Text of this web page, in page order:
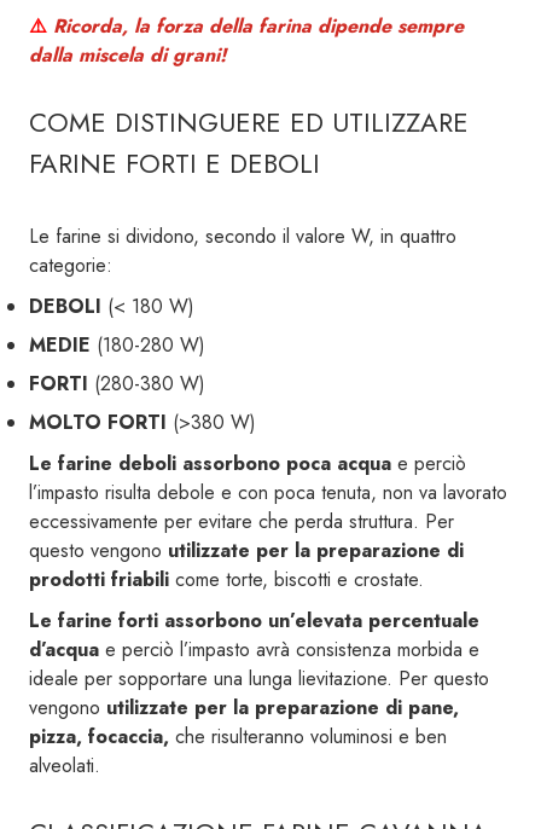
⚠️ Ricorda, la forza della farina dipende sempre
dalla miscela di grani!
COME DISTINGUERE ED UTILIZZARE
FARINE FORTI E DEBOLI
Le farine si dividono, secondo il valore W, in quattro
categorie:
DEBOLI (< 180 W)
MEDIE (180-280 W)
FORTI (280-380 W)
MOLTO FORTI (>380 W)
Le farine deboli assorbono poca acqua e perciò
l’impasto risulta debole e con poca tenuta, non va lavorato
eccessivamente per evitare che perda struttura. Per
questo vengono utilizzate per la preparazione di
prodotti friabili come torte, biscotti e crostate.
Le farine forti assorbono un’elevata percentuale
d’acqua e perciò l’impasto avrà consistenza morbida e
ideale per sopportare una lunga lievitazione. Per questo
vengono utilizzate per la preparazione di pane,
pizza, focaccia, che risulteranno voluminosi e ben
alveolati.